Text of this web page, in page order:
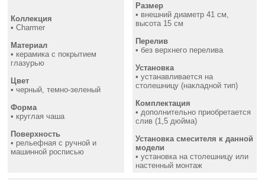
Коллекция
• Charmer
Материал
• керамика с покрытием
глазурью
Цвет
• черный, темно-зеленый
Форма
• круглая чаша
Поверхность
• рельефная с ручной и
машинной росписью
Размер
• внешний диаметр 41 см,
высота 15 см
Перелив
• без верхнего перелива
Установка
• устанавливается на
столешницу (накладной тип)
Комплектация
• дополнительно приобретается
слив (1,5 дюйма)
Установка смесителя к данной
модели
• установка на столешницу или
настенный монтаж